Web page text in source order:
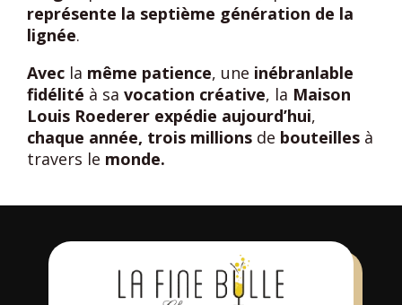
représente la septième génération de la
lignée.
Avec la même patience, une inébranlable
fidélité à sa vocation créative, la Maison
Louis Roederer expédie aujourd’hui,
chaque année, trois millions de bouteilles à
travers le monde.